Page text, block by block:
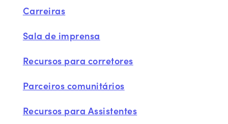
Carreiras
Sala de imprensa
Recursos para corretores
Parceiros comunitários
Recursos para Assistentes